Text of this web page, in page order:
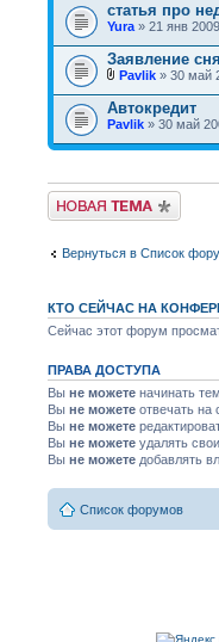
статья про
Yura » 21 янв
Заявление
Pavlik » 30 май
Автокредит
Pavlik » 30 май
Новая тема
Вернуться в Список
КТО СЕЙЧАС НА
Сейчас этот форум
ПРАВА ДОСТУПА
Вы не можете начинать
Вы не можете отвечать на
Вы не можете
Вы не можете удалять
Вы не можете добавлять
Список форумов